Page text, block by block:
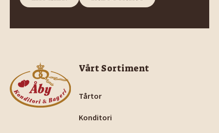
Vårt Sortiment
Tårtor
Konditori